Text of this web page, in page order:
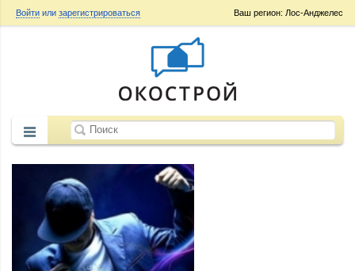
Ваш регион: Лос-Анджелес
Войти или зарегистрироваться